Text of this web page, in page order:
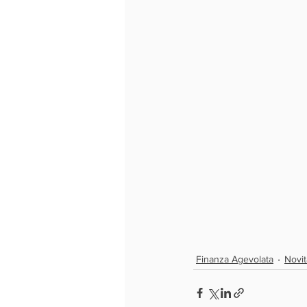
Finanza Agevolata